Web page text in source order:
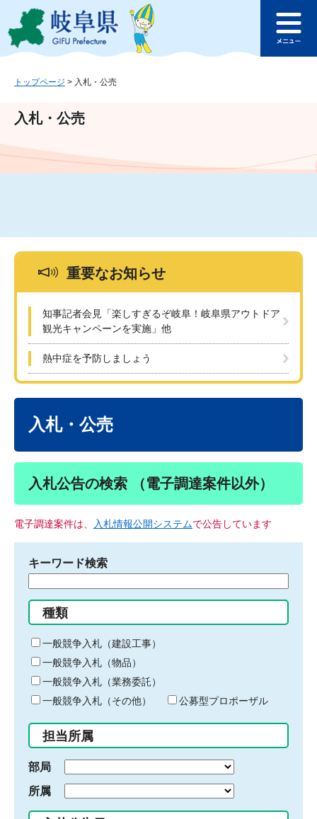
ジ
ュ
文
このページの本文へ
ュ
トップページ > 入札・公売
入札・公売
重要なお知らせ
知事記者会見「楽しすぎるぞ岐阜！岐阜県アウトドア
観光キャンペーンを実施」他
熱中症を予防しましょう
入札・公売
入札公告の検索 （電子調達案件以外）
電子調達案件は、 入札情報公開システムで公告しています
キーワード検索
る
キ
ー
ワ
ー
ド
入
力
種類
一般競争入札（建設工事）
一般競争入札（物品）
一般競争入札（業務委託）
一般競争入札（その他）
公募型プロポーザル
担当所属
部局
所属